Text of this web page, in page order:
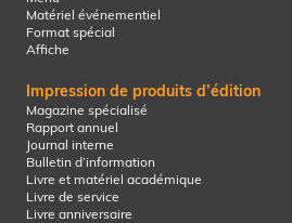
Matériel événementiel
Format spécial
Affiche
Impression de produits d’édition
Magazine spécialisé
Rapport annuel
Journal interne
Bulletin d’information
Livre et matériel académique
Livre de service
Livre anniversaire